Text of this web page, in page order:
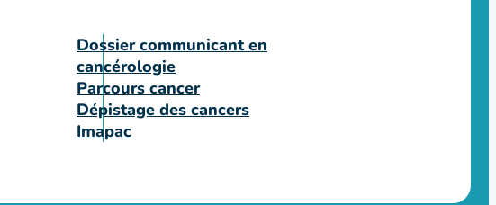
Dossier communicant en
cancérologie
Parcours cancer
Dépistage des cancers
Imapac